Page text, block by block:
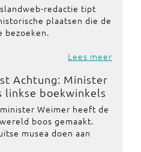
redactie tipt
plaatsen die de
bezoeken.
Lees meer
Achtung: Minister
linkse boekwinkels
Weimer heeft de
boos gemaakt.
musea doen aan